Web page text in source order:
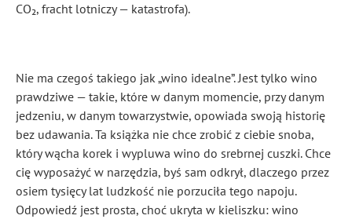
CO₂, fracht lotniczy — katastrofa).
Nie ma czegoś takiego jak „wino idealne”. Jest tylko wino
prawdziwe — takie, które w danym momencie, przy danym
jedzeniu, w danym towarzystwie, opowiada swoją historię
bez udawania. Ta książka nie chce zrobić z ciebie snoba,
który wącha korek i wypluwa wino do srebrnej cuszki. Chce
cię wyposażyć w narzędzia, byś sam odkrył, dlaczego przez
osiem tysięcy lat ludzkość nie porzuciła tego napoju.
Odpowiedź jest prosta, choć ukryta w kieliszku: wino